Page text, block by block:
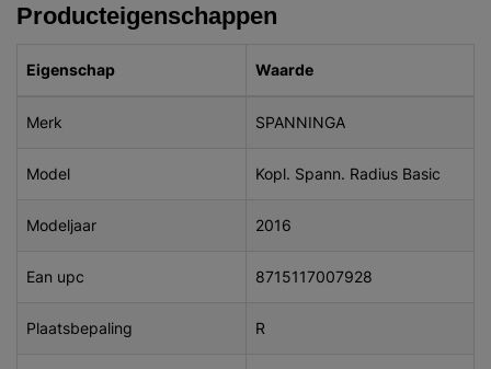
Producteigenschappen
Eigenschap Waarde
Merk SPANNINGA
Model Kopl. Spann. Radius Basic
Modeljaar 2016
Ean upc 8715117007928
Plaatsbepaling R